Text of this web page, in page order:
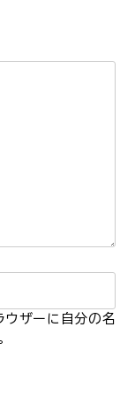
ウザーに自分の名